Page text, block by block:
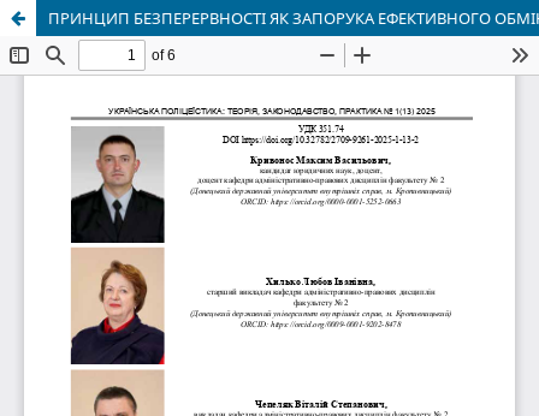
ПРИНЦИП БЕЗПЕРЕРВНОСТІ ЯК ЗАПОРУКА ЕФЕКТИВНОГО